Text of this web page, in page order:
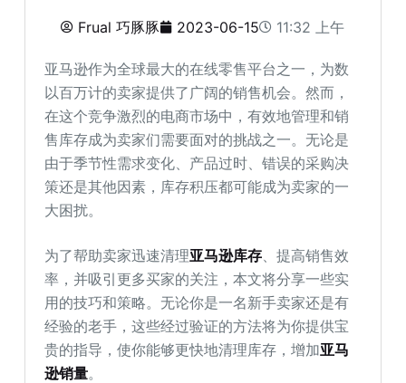
Frual 巧豚豚 2023-06-15 11:32 上午
亚马逊作为全球最大的在线零售平台之一，为数
以百万计的卖家提供了广阔的销售机会。然而，
在这个竞争激烈的电商市场中，有效地管理和销
售库存成为卖家们需要面对的挑战之一。无论是
由于季节性需求变化、产品过时、错误的采购决
策还是其他因素，库存积压都可能成为卖家的一
大困扰。
为了帮助卖家迅速清理亚马逊库存、提高销售效
率，并吸引更多买家的关注，本文将分享一些实
用的技巧和策略。无论你是一名新手卖家还是有
经验的老手，这些经过验证的方法将为你提供宝
贵的指导，使你能够更快地清理库存，增加亚马
逊销量。